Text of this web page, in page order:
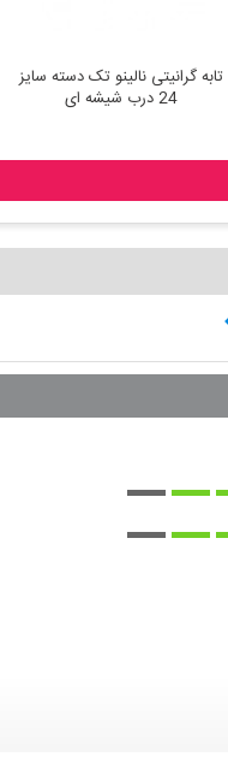
تابه گرانیتی نالینو تک دسته سایز
24 درب شیشه ای